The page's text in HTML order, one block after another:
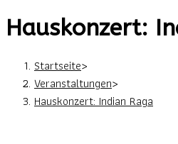
Hauskonzert:
Startseite>
Veranstaltungen>
Hauskonzert: Indian Raga